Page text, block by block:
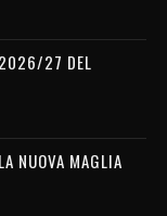
2026/27 DEL
NUOVA MAGLIA